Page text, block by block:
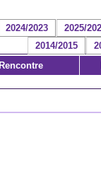
2025/
2024/2023
2014/2015
Rencontre